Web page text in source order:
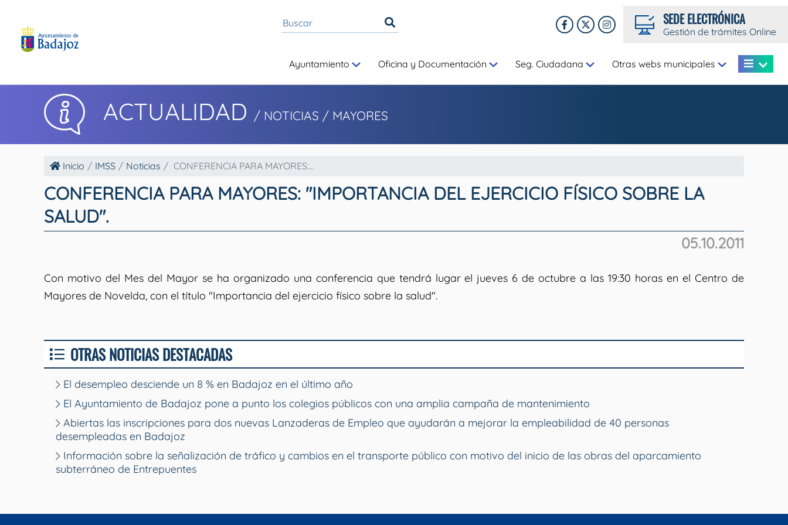
SEDE ELECTRÓNICA
Gestión de trámites Online
Ayuntamiento Oficina y Documentación Seg. Ciudadana Otras webs municipales
ACTUALIDAD / NOTICIAS / MAYORES
Inicio IMSS Noticias CONFERENCIA PARA MAYORES:...
CONFERENCIA PARA MAYORES: "IMPORTANCIA DEL EJERCICIO FÍSICO SOBRE LA
SALUD".
05.10.2011
Con motivo del Mes del Mayor se ha organizado una conferencia que tendrá lugar el jueves 6 de octubre a las 19:30 horas en el Centro de
Mayores de Novelda, con el título "Importancia del ejercicio físico sobre la salud".
OTRAS NOTICIAS DESTACADAS
El desempleo desciende un 8 % en Badajoz en el último año
El Ayuntamiento de Badajoz pone a punto los colegios públicos con una amplia campaña de mantenimiento
Abiertas las inscripciones para dos nuevas Lanzaderas de Empleo que ayudarán a mejorar la empleabilidad de 40 personas
desempleadas en Badajoz
Información sobre la señalización de tráfico y cambios en el transporte público con motivo del inicio de las obras del aparcamiento
subterráneo de Entrepuentes